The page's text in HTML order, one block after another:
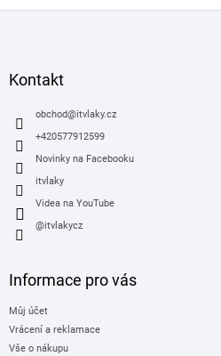
Kontakt
obchod@itvlaky.cz
+420577912599
Novinky na Facebooku
itvlaky
Videa na YouTube
@itvlakycz
Informace pro vás
Můj účet
Vrácení a reklamace
Vše o nákupu